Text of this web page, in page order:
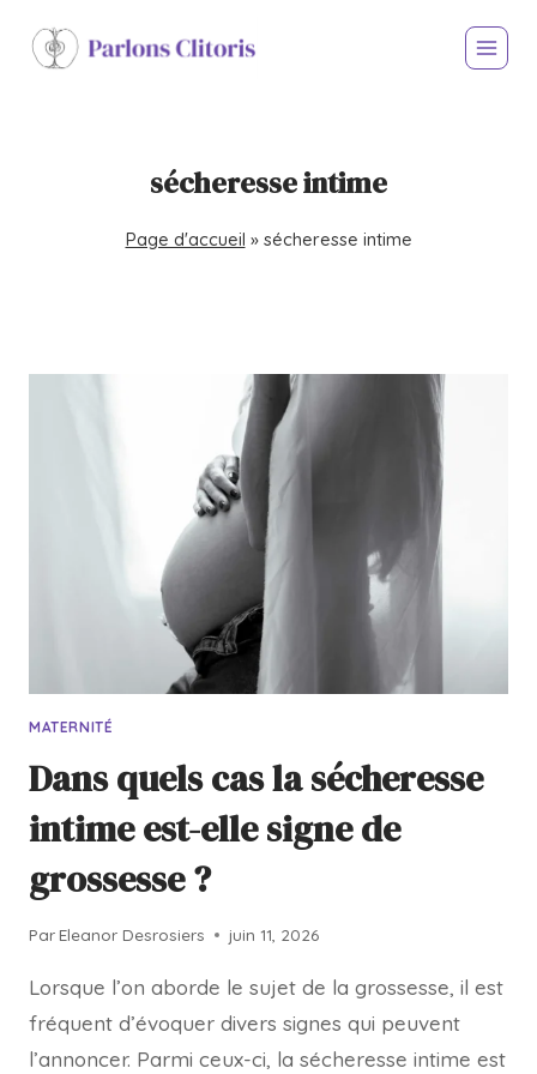
sécheresse intime
Page d'accueil » sécheresse intime
MATERNITÉ
Dans quels cas la sécheresse
intime est-elle signe de
grossesse ?
Par Eleanor Desrosiers juin 11, 2026
Lorsque l’on aborde le sujet de la grossesse, il est
fréquent d’évoquer divers signes qui peuvent
l’annoncer. Parmi ceux-ci, la sécheresse intime est